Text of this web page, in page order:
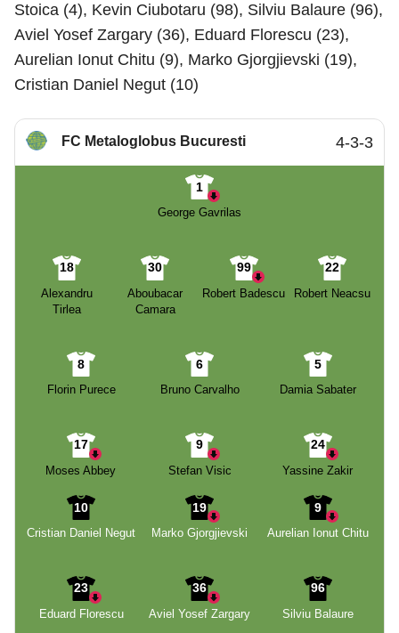
Stoica (4), Kevin Ciubotaru (98), Silviu Balaure (96),
Aviel Yosef Zargary (36), Eduard Florescu (23),
Aurelian Ionut Chitu (9), Marko Gjorgjievski (19),
Cristian Daniel Negut (10)
FC Metaloglobus Bucuresti 4-3-3
1
George Gavrilas
18
Alexandru
Tirlea
30
Aboubacar
Camara
99
Robert Badescu
22
Robert Neacsu
8
Florin Purece
6
Bruno Carvalho
5
Damia Sabater
17
Moses Abbey
9
Stefan Visic
24
Yassine Zakir
10
Cristian Daniel Negut
19
Marko Gjorgjievski
9
Aurelian Ionut Chitu
23
Eduard Florescu
36
Aviel Yosef Zargary
96
Silviu Balaure